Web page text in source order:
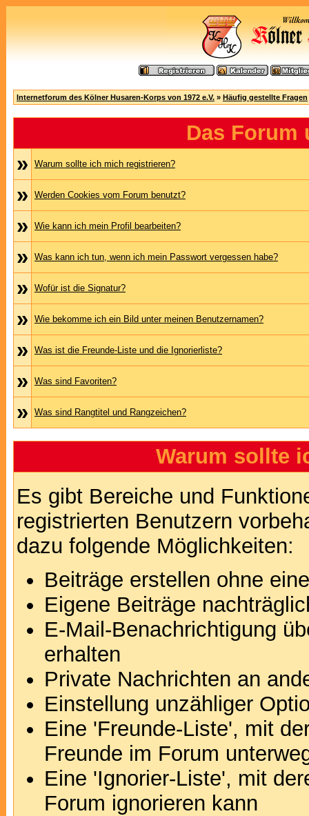
Internetforum des Kölner Husaren-Korps von 1972 e.V. » Häufig gestellte Fragen
Das Forum
»
Warum sollte ich mich registrieren?
» Werden Cookies vom Forum benutzt?
» Wie kann ich mein Profil bearbeiten?
» Was kann ich tun, wenn ich mein Passwort vergessen habe?
» Wofür ist die Signatur?
» Wie bekomme ich ein Bild unter meinen Benutzernamen?
» Was ist die Freunde-Liste und die Ignorierliste?
» Was sind Favoriten?
» Was sind Rangtitel und Rangzeichen?
Warum sollte
Es gibt Bereiche und
registrierten Benutzern
dazu folgende Möglichkeiten:
Beiträge erstellen ohne
Eigene Beiträge
E-Mail-Benachrichtigung
erhalten
Private Nachrichten an
Einstellung unzähliger
Eine 'Freunde-Liste', mit
Freunde im Forum
Eine 'Ignorier-Liste', mit
Forum ignorieren kann